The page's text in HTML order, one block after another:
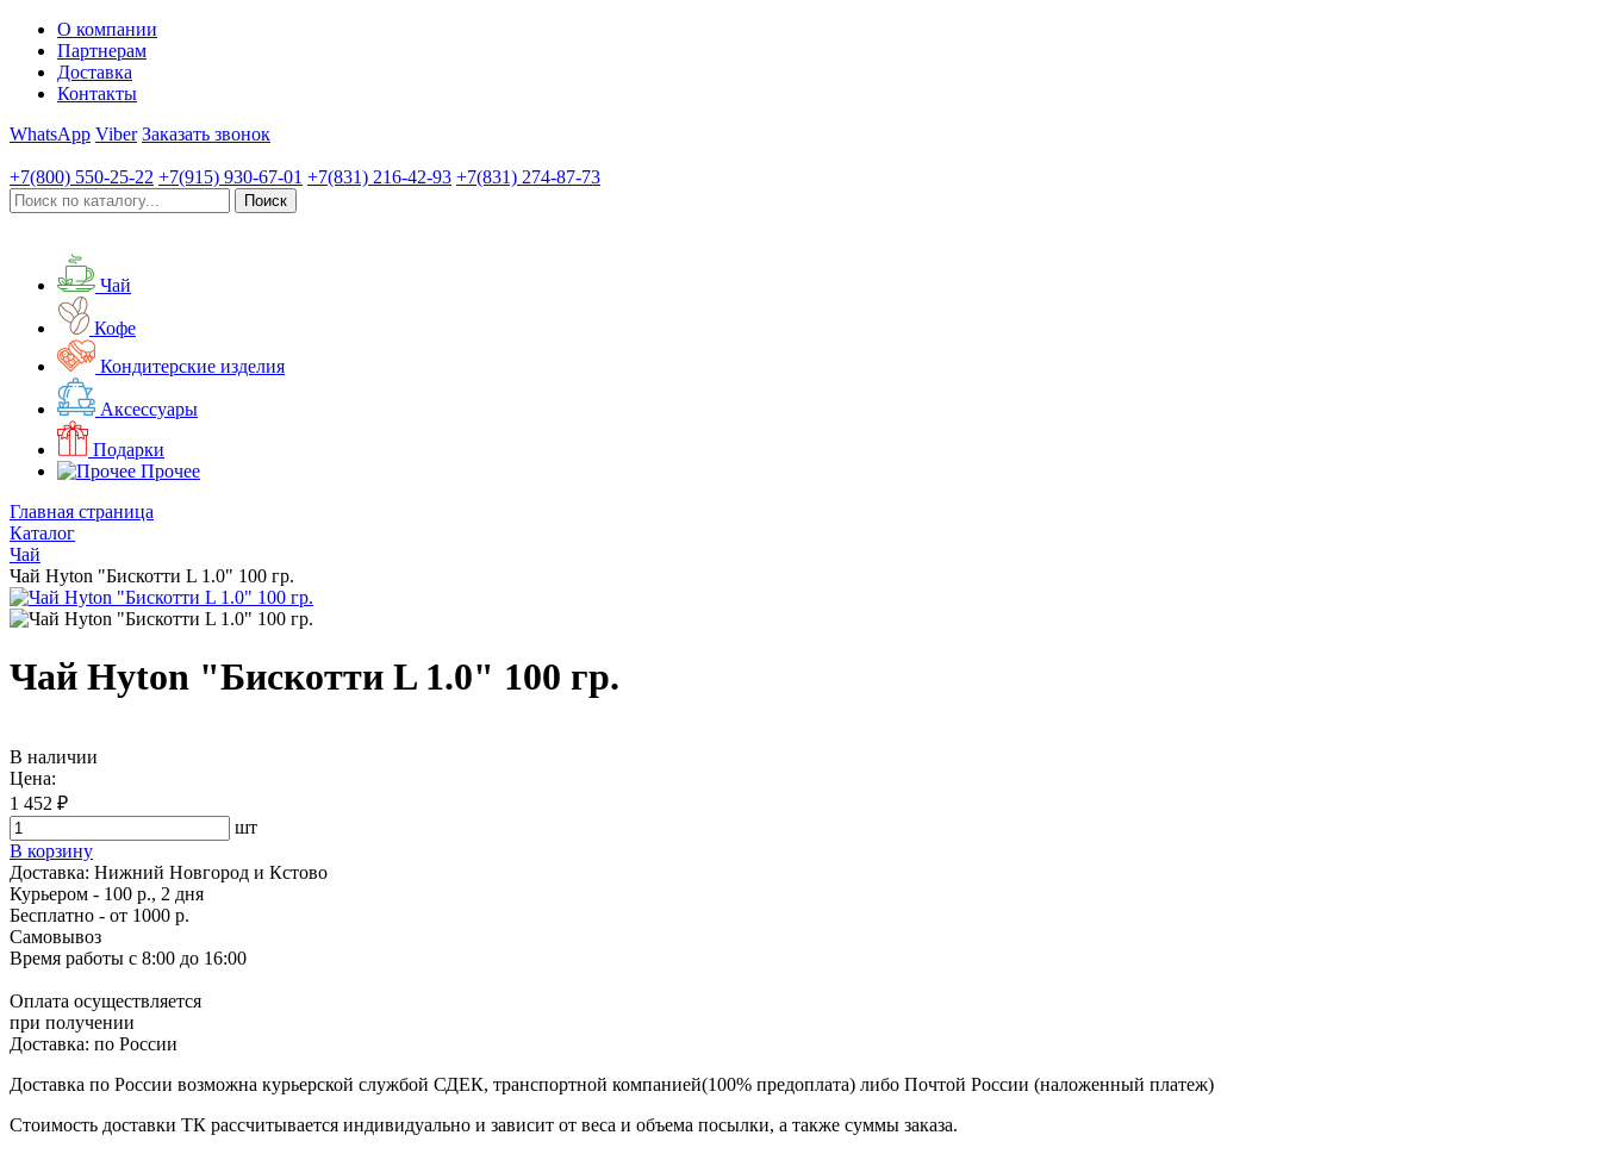
О компании
Партнерам
Доставка
Контакты
WhatsApp Viber Заказать звонок
+7(800) 550-25-22 +7(915) 930-67-01 +7(831) 216-42-93 +7(831) 274-87-73
Чай
Кофе
Кондитерские изделия
Аксессуары
Подарки
Прочее
Главная страница
Каталог
Чай
Чай Hyton "Бискотти L 1.0" 100 гр.
Чай Hyton "Бискотти L 1.0" 100 гр.
В наличии
Цена:
1 452 ₽
шт
В корзину
Доставка: Нижний Новгород и Кстово
Курьером - 100 р., 2 дня
Бесплатно - от 1000 р.
Самовывоз
Время работы с 8:00 до 16:00
Оплата осуществляется
при получении
Доставка: по России
Доставка по России возможна курьерской службой СДЕК, транспортной компанией(100% предоплата) либо Почтой России (наложенный платеж)
Стоимость доставки ТК рассчитывается индивидуально и зависит от веса и объема посылки, а также суммы заказа.